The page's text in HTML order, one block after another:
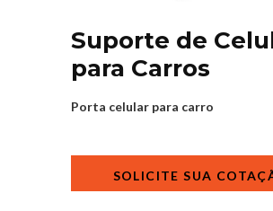
Suporte de
para Carros
Porta celular para carro